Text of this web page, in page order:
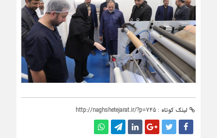
لینک کوتاه : http://naghshetejarat.ir/?p=745